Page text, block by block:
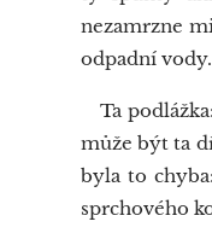
nezamrzne
odpadní vody.
Ta
může být ta
byla to
sprchového